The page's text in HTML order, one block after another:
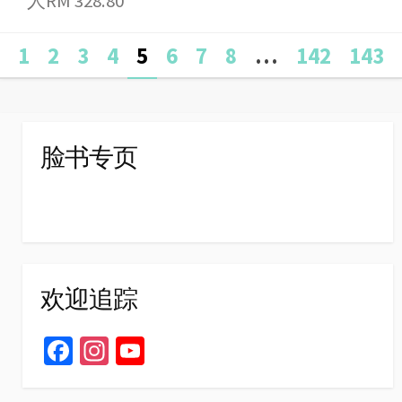
Posts
1 2 3 4 5 6 7 8 … 142 143
脸书专页
欢迎追踪
Fa In